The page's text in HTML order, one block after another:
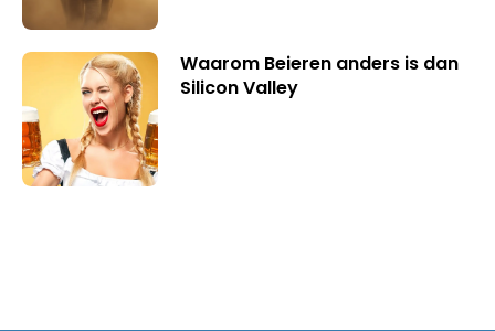
Waarom Beieren anders is dan
Silicon Valley